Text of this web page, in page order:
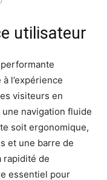
utilisateur
l’expérience
visiteurs en
navigation fluide
soit ergonomique,
et une barre de
rapidité de
essentiel pour